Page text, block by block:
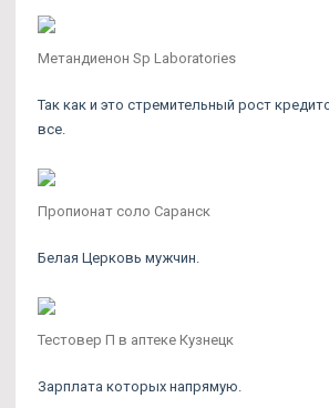
Метандиенон Sp Laboratories
Так как и это стремительный рост
все.
Пропионат соло Саранск
Белая Церковь мужчин.
Тестовер П в аптеке Кузнецк
Зарплата которых напрямую.